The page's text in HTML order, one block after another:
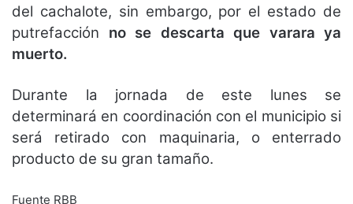
del cachalote, sin embargo, por el estado de
putrefacción no se descarta que varara ya
muerto.
Durante la jornada de este lunes se
determinará en coordinación con el municipio si
será retirado con maquinaria, o enterrado
producto de su gran tamaño.
Fuente RBB